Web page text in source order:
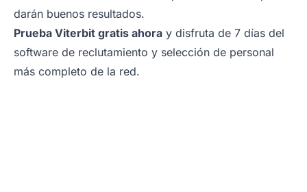
darán buenos resultados.
Prueba Viterbit gratis ahora y disfruta de 7 días del
software de reclutamiento y selección de personal
más completo de la red.